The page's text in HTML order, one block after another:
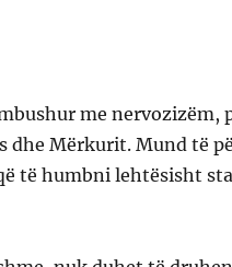
me
dhe Mërkurit. Mund të
të humbni lehtësisht